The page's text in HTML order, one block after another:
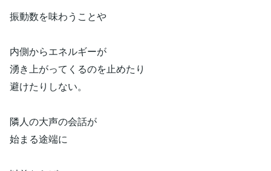
振動数を味わうことや
内側からエネルギーが
湧き上がってくるのを止めたり
避けたりしない。
隣人の大声の会話が
始まる途端に